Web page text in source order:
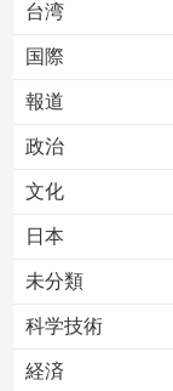
台湾
国際
報道
政治
文化
日本
未分類
科学技術
経済